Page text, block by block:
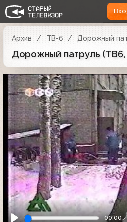
Архив ТВ-6 Дорожный
Дорожный патруль (ТВ6,
00:00